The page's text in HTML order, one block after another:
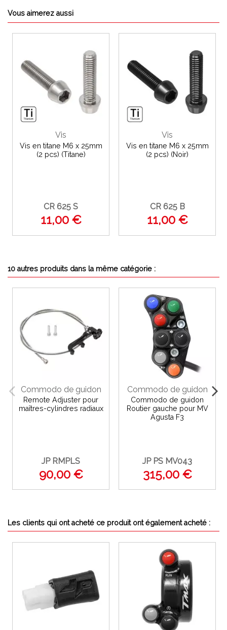
Vous aimerez aussi
Vis
Vis en titane M6 x 25mm
(2 pcs) (Titane)
CR 625 S
11,00 €
Vis
Vis en titane M6 x 25mm
(2 pcs) (Noir)
CR 625 B
11,00 €
10 autres produits dans la même catégorie :
Commodo de guidon
Remote Adjuster pour
maîtres-cylindres radiaux
JP RMPLS
90,00 €
Commodo de guidon
Commodo de guidon
Routier gauche pour MV
Agusta F3
JP PS MV043
315,00 €
Les clients qui ont acheté ce produit ont également acheté :